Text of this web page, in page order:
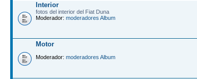
Interior
fotos del interior del Fiat Duna
Moderador: moderadores Album
Motor
Moderador: moderadores Album